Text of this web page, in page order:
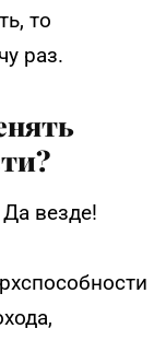
то
раз.
везде!